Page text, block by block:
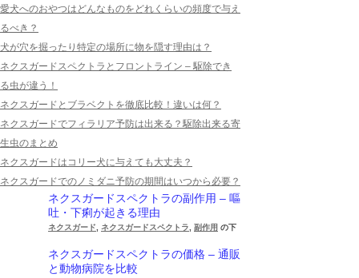
愛犬へのおやつはどんなものをどれくらいの頻度で与え
るべき？
犬が穴を掘ったり特定の場所に物を隠す理由は？
ネクスガードスペクトラとフロントライン – 駆除でき
る虫が違う！
ネクスガードとブラベクトを徹底比較！違いは何？
ネクスガードでフィラリア予防は出来る？駆除出来る寄
生虫のまとめ
ネクスガードはコリー犬に与えても大丈夫？
ネクスガードでのノミダニ予防の期間はいつから必要？
ネクスガードスペクトラの副作用 – 嘔
吐・下痢が起きる理由
ネクスガード, ネクスガードスペクトラ, 副作用 の下
ネクスガードスペクトラの価格 – 通販
と動物病院を比較